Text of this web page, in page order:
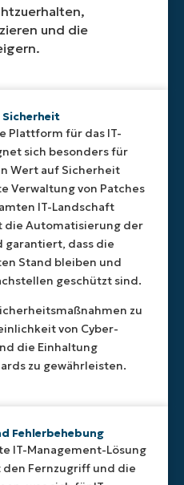
und die
Plattform für das IT-
sich besonders für
Wert auf Sicherheit
Verwaltung von Patches
IT-Landschaft
die Automatisierung der
garantiert, dass die
Stand bleiben und
geschützt sind.
zu
von Cyber-
die Einhaltung
zu gewährleisten.
Fehlerbehebung
IT-Management-Lösung
Fernzugriff und die